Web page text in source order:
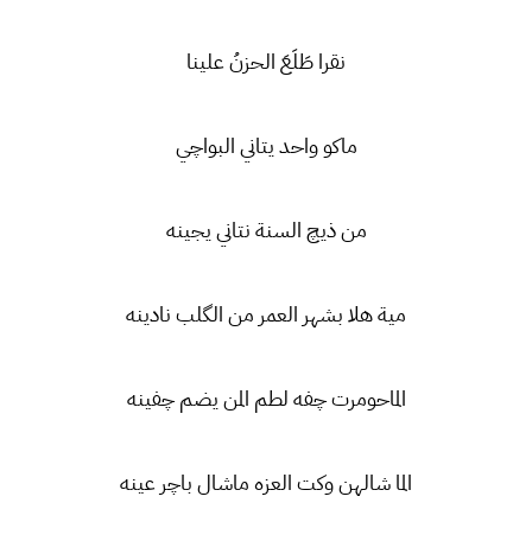
نقرا طَلَعَ الحزنُ علينا
ماكو واحد يتاني البواچي
من ذيچ السنة نتاني يجينه
مية هلا بشهر العمر من الگلب نادينه
الماحومرت چفه لطم المن يضم چفينه
الما شالهن وكت العزه ماشال باچر عينه